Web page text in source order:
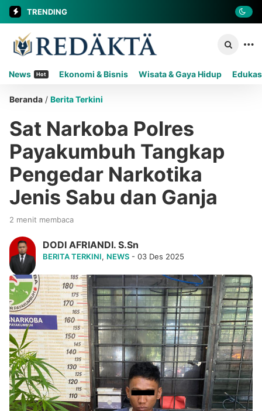
TRENDING
News Hot Ekonomi & Bisnis Wisata & Gaya Hidup
Beranda / Berita Terkini
Sat Narkoba Polres
Payakumbuh Tangkap
Pengedar Narkotika
Jenis Sabu dan Ganja
2 menit membaca
DODI AFRIANDI. S.Sn
BERITA TERKINI, NEWS - 03 Des 2025